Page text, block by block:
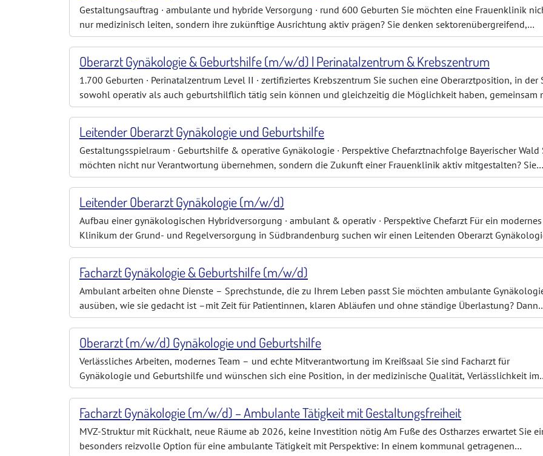
Gestaltungsauftrag · ambulante und hybride Versorgung · rund 600 Geburten Sie möchten eine Frauenklinik
nur medizinisch leiten, sondern ihre zukünftige Ausrichtung aktiv prägen? Sie denken sektorenübergreifend,
möchten ambulante und stationäre Versorgung sinnvoll miteinander verbinden
Oberarzt Gynäkologie & Geburtshilfe (m/w/d) | Perinatalzentrum & Krebszentrum
1.700 Geburten · Perinatalzentrum Level II · zertifiziertes Krebszentrum Sie suchen eine Oberarztposition, in der
sowohl operativ als auch geburtshilflich tätig sein können und gleichzeitig die Möglichkeit haben, gemeinsam
einer neuen chefärztlichen Leitung eine Frauenklinik weiterzuen
Leitender Oberarzt Gynäkologie und Geburtshilfe
Gestaltungsspielraum · Geburtshilfe & operative Gynäkologie · Perspektive Chefarztnachfolge Bayerischer Wald
möchten nicht nur Verantwortung übernehmen, sondern die Zukunft einer Frauenklinik aktiv mitgestalten? Sie
suchen eine Position, in der operative Gynäkologie, Geburtshilfe und s
Leitender Oberarzt Gynäkologie (m/w/d)
Aufbau einer gynäkologischen Hybridversorgung · ambulant & operativ · Perspektive Chefarzt Für ein modernes
Klinikum der Grund- und Regelversorgung in Südbrandenburg suchen wir einen Leitenden Oberarzt
(m/w/d), der den Aufbau einer hybriden gynäkologischen Versorgung (ambulant
Facharzt Gynäkologie & Geburtshilfe (m/w/d)
Ambulant arbeiten ohne Dienste – Sprechstunde, die zu Ihrem Leben passt Sie möchten ambulante
ausüben, wie sie gedacht ist –mit Zeit für Patientinnen, klaren Abläufen und ohne ständige Überlastung? Dann
lohnt sich ein genauer Blick auf diese Position. Für ein etabliertes,
Oberarzt (m/w/d) Gynäkologie und Geburtshilfe
Verlässliches Arbeiten, modernes Team – und echte Mitverantwortung im Kreißsaal Sie sind Facharzt für
Gynäkologie und Geburtshilfe und wünschen sich eine Position, in der medizinische Qualität, Verlässlichkeit im
Team und echte Verantwortung im Klinikalltag im Vordergrund stehen? Dann erwar
Facharzt Gynäkologie (m/w/d) – Ambulante Tätigkeit mit Gestaltungsfreiheit
MVZ-Struktur mit Rückhalt, neue Räume ab 2026, keine Investition nötig Am Fuße des Ostharzes erwartet Sie
besonders reizvolle Option für eine ambulante Tätigkeit mit Perspektive: In einem kommunal getragenen